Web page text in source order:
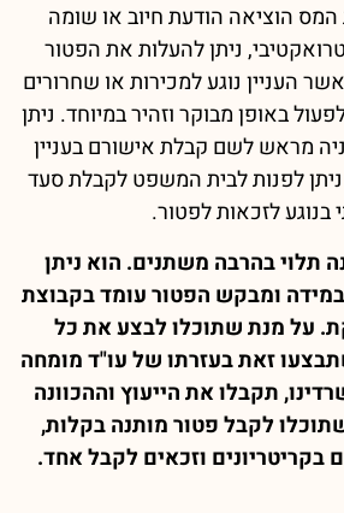
הוציאה הודעת חיוב או שומה
ניתן להעלות את הפטור
העניין נוגע למכירות או שחרורים
באופן מבוקר וזהיר במיוחד. ניתן
מראש לשם קבלת אישורם בעניין
לפנות לבית המשפט לקבלת סעד
בנוגע לזכאות לפטור.
תלוי בהרבה משתנים. הוא ניתן
ומבקש הפטור עומד בקבוצת
על מנת שתוכלו לבצע את כל
זאת בעזרתו של עו"ד מומחה
תקבלו את הייעוץ וההכוונה
לקבל פטור מותנה בקלות,
בקריטריונים וזכאים לקבל אחד.